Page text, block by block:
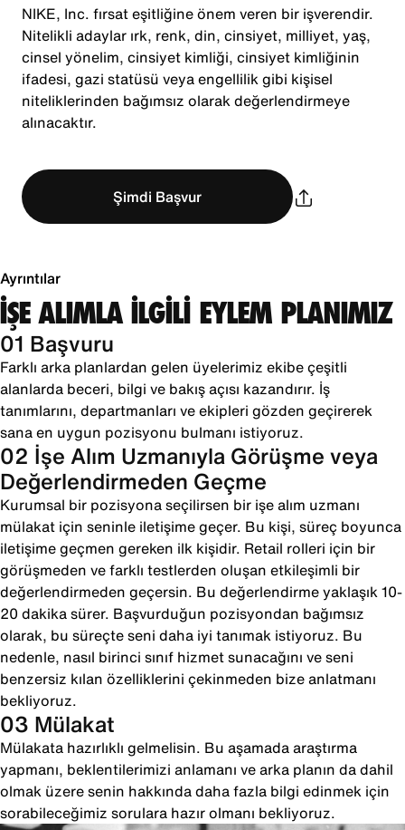
NIKE, Inc. fırsat eşitliğine önem veren bir işverendir.
Nitelikli adaylar ırk, renk, din, cinsiyet, milliyet, yaş,
cinsel yönelim, cinsiyet kimliği, cinsiyet kimliğinin
ifadesi, gazi statüsü veya engellilik gibi kişisel
niteliklerinden bağımsız olarak değerlendirmeye
alınacaktır.
Şimdi Başvur
Ayrıntılar
İŞE ALIMLA İLGİLİ EYLEM PLANIMIZ
01 Başvuru
Farklı arka planlardan gelen üyelerimiz ekibe çeşitli
alanlarda beceri, bilgi ve bakış açısı kazandırır. İş
tanımlarını, departmanları ve ekipleri gözden geçirerek
sana en uygun pozisyonu bulmanı istiyoruz.
02 İşe Alım Uzmanıyla Görüşme veya
Değerlendirmeden Geçme
Kurumsal bir pozisyona seçilirsen bir işe alım uzmanı
mülakat için seninle iletişime geçer. Bu kişi, süreç boyunca
iletişime geçmen gereken ilk kişidir. Retail rolleri için bir
görüşmeden ve farklı testlerden oluşan etkileşimli bir
değerlendirmeden geçersin. Bu değerlendirme yaklaşık 10-
20 dakika sürer. Başvurduğun pozisyondan bağımsız
olarak, bu süreçte seni daha iyi tanımak istiyoruz. Bu
nedenle, nasıl birinci sınıf hizmet sunacağını ve seni
benzersiz kılan özelliklerini çekinmeden bize anlatmanı
bekliyoruz.
03 Mülakat
Mülakata hazırlıklı gelmelisin. Bu aşamada araştırma
yapmanı, beklentilerimizi anlamanı ve arka planın da dahil
olmak üzere senin hakkında daha fazla bilgi edinmek için
sorabileceğimiz sorulara hazır olmanı bekliyoruz.